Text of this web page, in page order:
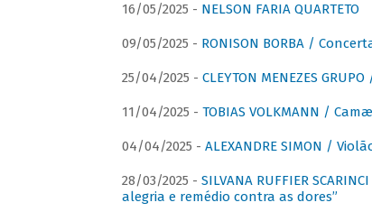
16/05/2025 - NELSON FARIA QUARTETO
09/05/2025 - RONISON BORBA /
25/04/2025 - CLEYTON MENEZES
11/04/2025 - TOBIAS VOLKMANN /
04/04/2025 - ALEXANDRE SIMON /
28/03/2025 - SILVANA RUFFIER
alegria e remédio contra as dores”